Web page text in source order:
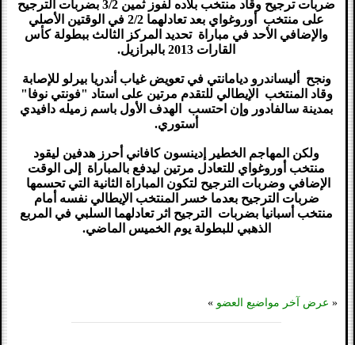
ضربات ترجيح وقاد منتخب بلاده لفوز ثمين 3/2 بضربات الترجيح
على منتخب أوروغواي بعد تعادلهما 2/2 في الوقتين الأصلي
والإضافي الأحد في مباراة تحديد المركز الثالث ببطولة كأس
القارات 2013 بالبرازيل.
ونجح أليساندرو ديامانتي في تعويض غياب أندريا بيرلو للإصابة
وقاد المنتخب الإيطالي للتقدم مرتين على استاد "فونتي نوفا"
بمدينة سالفادور وإن احتسب الهدف الأول باسم زميله دافيدي
أستوري.
ولكن المهاجم الخطير إدينسون كافاني أحرز هدفين ليقود
منتخب أوروغواي للتعادل مرتين ليدفع بالمباراة إلى الوقت
الإضافي وضربات الترجيح لتكون المباراة الثانية التي تحسمها
ضربات الترجيح بعدما خسر المنتخب الإيطالي نفسه أمام
منتخب أسبانيا بضربات الترجيح اثر تعادلهما السلبي في المربع
الذهبي للبطولة يوم الخميس الماضي.
« عرض آخر مواضيع العضو »